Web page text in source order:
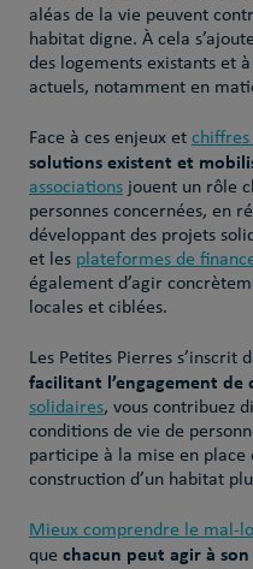
aléas de la vie peuvent
habitat digne. À cela
des logements existants et
actuels, notamment en
Face à ces enjeux et
solutions existent et
associationsjouent un rôle
personnes concernées, en
développant des projets
et les plateformes de
également d’agir
locales et ciblées.
Les Petites Pierres s’inscrit
facilitant l’engagement de
solidaires, vous contribuez
conditions de vie de
participe à la mise en place
construction d’un habitat
Mieux comprendre le mal-
que chacun peut agir à